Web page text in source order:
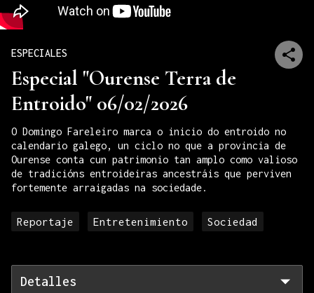
ESPECIALES
Especial "Ourense Terra de
Entroido" 06/02/2026
O Domingo Fareleiro marca o inicio do entroido no
calendario galego, un ciclo no que a provincia de
Ourense conta cun patrimonio tan amplo como valioso
de tradicións entroideiras ancestráis que perviven
fortemente arraigadas na sociedade.
Reportaje Entretenimiento Sociedad
Detalles